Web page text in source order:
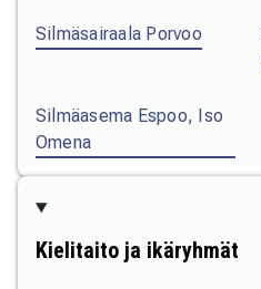
Silmäsairaala Porvoo
Silmäasema Espoo, Iso
Omena
Kielitaito ja ikäryhmät